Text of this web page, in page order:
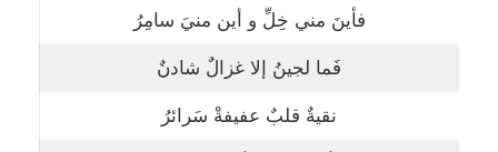
فأينَ مني خِلِّ و أين منيَ سامِرُ
فَما لجينُ إلا غزالٌ شادنٌ
نقيةٌ قلبٌ عفيفةْ سَرائرُ